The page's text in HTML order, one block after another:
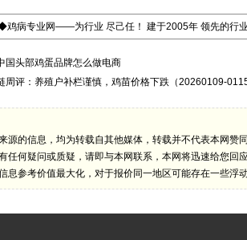
鸡病专业网——为行业 尽己任！ 建于2005年 领先的行
国头部鸡蛋品牌怎么做电商
周评：养殖户补栏谨慎，鸡苗价格下跌（20260109-
源的信息，均为转载自其他媒体，转载并不代表本网赞
任何疑问或质疑，请即与本网联系，本网将迅速给您回
息参考价值最大化，对于报价同一地区可能存在一些浮